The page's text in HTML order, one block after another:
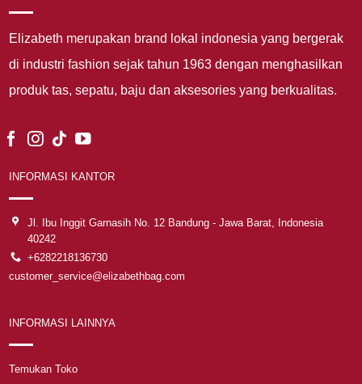
Elizabeth merupakan brand lokal indonesia yang bergerak
di industri fashion sejak tahun 1963 dengan menghasilkan
produk tas, sepatu, baju dan aksesories yang berkualitas.
INFORMASI KANTOR
Jl. Ibu Inggit Garnasih No. 12 Bandung - Jawa Barat, Indonesia
40242
+6282218136730
customer_service@elizabethbag.com
INFORMASI LAINNYA
Temukan Toko